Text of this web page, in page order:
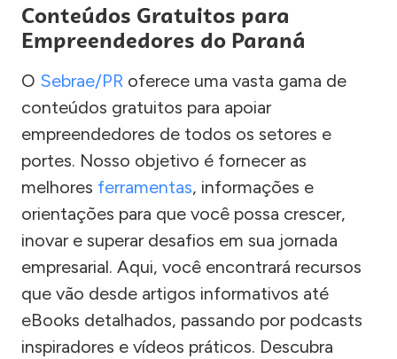
Conteúdos Gratuitos para
Empreendedores do Paraná
O Sebrae/PR oferece uma vasta gama de
conteúdos gratuitos para apoiar
empreendedores de todos os setores e
portes. Nosso objetivo é fornecer as
melhores ferramentas, informações e
orientações para que você possa crescer,
inovar e superar desafios em sua jornada
empresarial. Aqui, você encontrará recursos
que vão desde artigos informativos até
eBooks detalhados, passando por podcasts
inspiradores e vídeos práticos. Descubra